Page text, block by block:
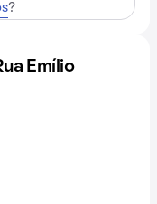
?
Emílio